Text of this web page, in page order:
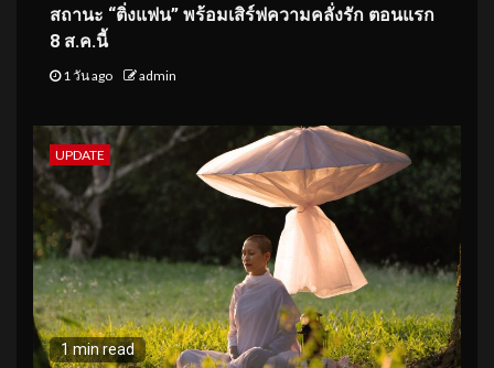
สถานะ “ติ่งแฟน” พร้อมเสิร์ฟความคลั่งรัก ตอนแรก
8 ส.ค.นี้
1 วัน ago admin
UPDATE
1 min read